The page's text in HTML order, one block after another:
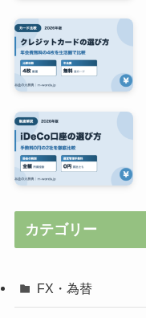
カテゴリー
FX・為替